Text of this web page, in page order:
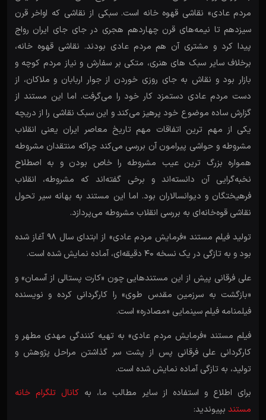
مردم عادی» نقاشی قهوه خانه است. سبکی از نقاشی که اواخر قرن
سیزدهم تا نیمه‌های قرن چهاردهم هجری در جای جای ایران رواج
پیدا کرد و مشتری آن هم مردم عادی بودند. نقاشی قهوه خانه،
برخلاف سایر سبک های هنری، متکی بر سفارش و نیاز مردم کوچه و
بازار بود و نقاش به جای روزی خوردن از جوار اربابان و ملاکان، از
دست مردم عادی دستمزد کار خود را می‌گرفت. اما این مستند از
گزارش ساده موضوع خود پرهیز می‌کند و این سبک نقاشی را از دریچه
یکی از مهم ترین اتفاقات مهم تاریخ معاصر ایران یعنی انقلاب
مشروطه و حواشی پیرامون آن بررسی می‌کند چراکه منتقدان مشروطه
همواره بزرگ ترین عیب مشروطه را خاص بودن و به اصطلاح
نخبه‌گرایی آن دانسته‌اند و برخی گفته‌اند که مشروطه، انقلاب
فرهیختگان و دیوانسالاران بود. اما این مستند به بهانه سیر تحول
نقاشی قوه‌خانه‌ای به بررسی انقلاب مشروطه می‌پردازد.
تولید فیلم مستند «فرمایش مردم عادی» از ابتدای سال 98 آغاز شده
بود و به تازگی در یک نسخه 40 دقیقه‌ای، آماده نمایش شده است.
علی فرقانی پیش از این مستندهایی چون «کارت پستالی از آسمان» و
«بازگشت به سرزمین مقدس طوی» را کارگردانی کرده و نویسنده
فیلمنامه فیلم سینمایی «مصادره» است.
فیلم مستند «فرمایش مردم عادی» به تهیه کنندگی مهدی مطهر و
کارگردانی علی فرقانی پس از پشت سر گذاشتن مراحل پژوهش و
تولید، به تازگی آماده نمایش شده است.
برای اطلاع و استفاده از سایر مطالب ما، به کانال تلگرام خانه
مستندبپیوندید: